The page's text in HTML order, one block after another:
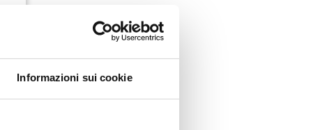
Informazioni sui cookie